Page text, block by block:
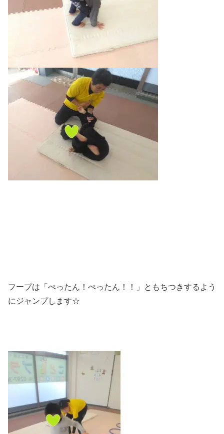
フープは「ぺったん！ぺったん！！」ともちつきするよう
にジャンプします☆